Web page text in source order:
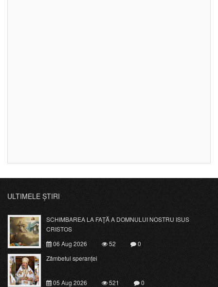
ULTIMELE ȘTIRI
SCHIMBAREA LA FAŢĂ A DOMNULUI NOSTRU ISUS
CRISTOS
06 Aug 2026
52
0
Zâmbetul speranței
05 Aug 2026 521
0